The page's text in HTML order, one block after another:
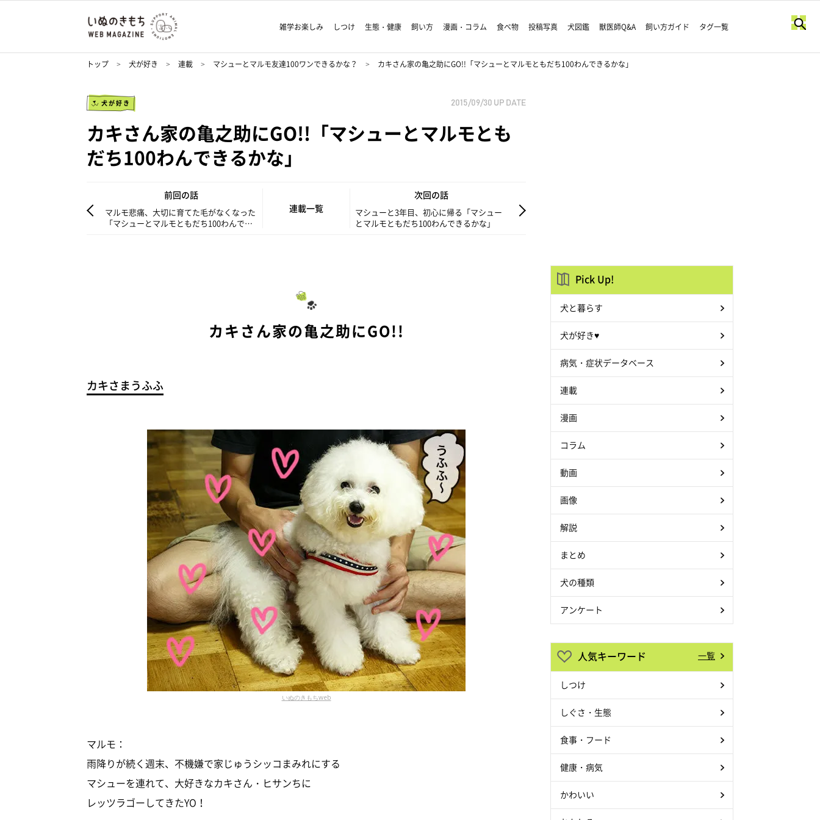
雑学お楽しみ しつけ 生態・健康 飼い方 漫画・コラム 食べ物 投稿写真 犬図鑑 獣医師Q&A 飼い方ガイド タグ一覧
トップ 犬が好き 連載 マシューとマルモ友達100ワンできるかな？ カキさん家の亀之助にGO!!「マシューとマルモともだち100わんできるかな」
犬が好き 2015/09/30 UP DATE
カキさん家の亀之助にGO!!「マシューとマルモとも
だち100わんできるかな」
前回の話
マルモ悲痛、大切に育てた毛がなくなった
「マシューとマルモともだち100わんでき
連載一覧
次回の話
マシューと3年目、初心に帰る「マシュー
とマルモともだち100わんできるかな」
カキさん家の亀之助にGO!!
カキさまうふふ
いぬのきもちweb
マルモ：
雨降りが続く週末、不機嫌で家じゅうシッコまみれにする
マシューを連れて、大好きなカキさん・ヒサンちに
レッツラゴーしてきたYO！
Pick Up!
犬と暮らす
犬が好き♥
病気・症状データベース
連載
漫画
コラム
動画
画像
解説
まとめ
犬の種類
アンケート
人気キーワード 一覧
しつけ
しぐさ・生態
食事・フード
健康・病気
かわいい